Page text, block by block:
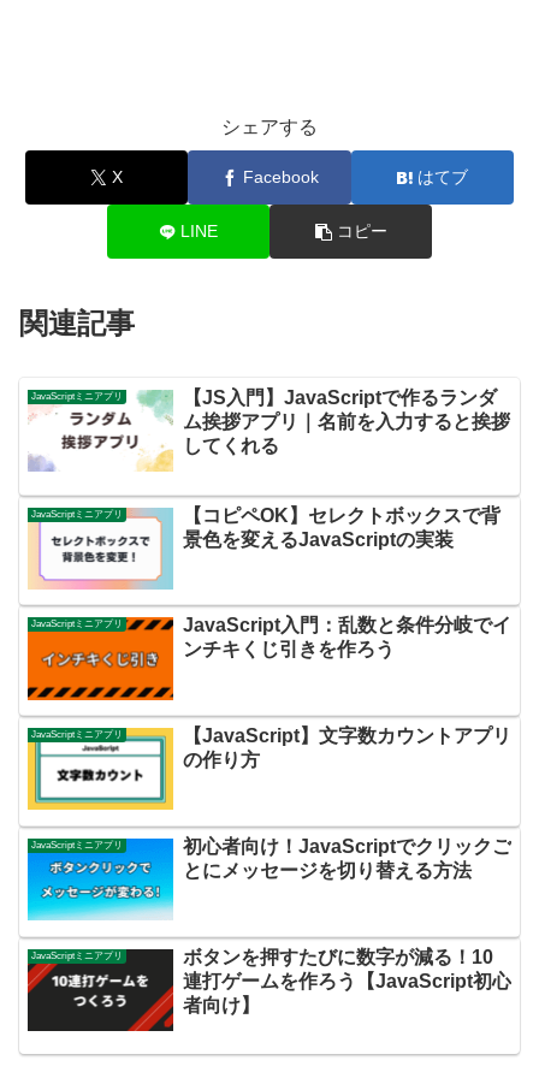
シェアする
X Facebook はてブ
LINE コピー
関連記事
JavaScriptミニアプリ
【JS入門】JavaScriptで作るランダ
ム挨拶アプリ｜名前を入力すると挨拶
してくれる
JavaScriptミニアプリ
【コピペOK】セレクトボックスで背
景色を変えるJavaScriptの実装
JavaScriptミニアプリ
JavaScript入門：乱数と条件分岐でイ
ンチキくじ引きを作ろう
JavaScriptミニアプリ
【JavaScript】文字数カウントアプリ
の作り方
JavaScriptミニアプリ
初心者向け！JavaScriptでクリックご
とにメッセージを切り替える方法
JavaScriptミニアプリ
ボタンを押すたびに数字が減る！10
連打ゲームを作ろう【JavaScript初心
者向け】